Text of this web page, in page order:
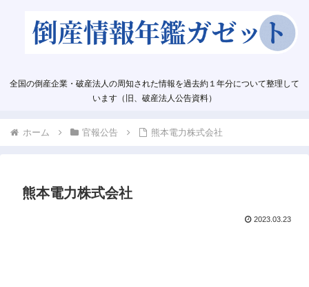
全国の倒産企業・破産法人の周知された情報を過去約１年分について整理して
います（旧、破産法人公告資料）
ホーム 官報公告 熊本電力株式会社
熊本電力株式会社
2023.03.23